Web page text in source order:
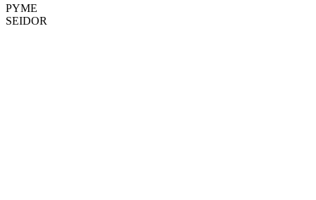
PYME
SEIDOR